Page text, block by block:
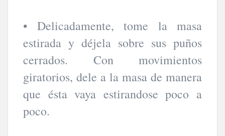
• Delicadamente, tome la masa
estirada y déjela sobre sus puños
cerrados. Con movimientos
giratorios, dele a la masa de manera
que ésta vaya estirandose poco a
poco.